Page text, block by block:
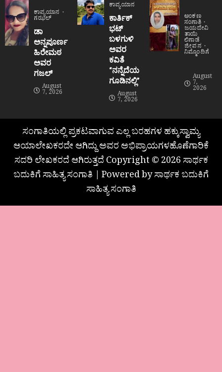
ಕಾವ್ಯಯಾನ
ಗಝಲ್
ಡಾ
ಅನ್ನಪೂರ್ಣ
ಹಿರೇಮಠ
ಅವರ
ಗಜಲ್
August
7, 2026
ಕಾವ್ಯಯಾನ
ಕಾರ್ತಿಕ್
ಭಟ್
ಬಳಗುಳಿ
ಅವರ
ಕವಿತೆ
“ನನ್ನೆದೆಯ
ಗೂಡಿನಲ್ಲಿ”
August
7, 2026
ಅಂಕಣ
ಸಂಗಾತಿ
ಜಯದೇವಿ
ತಾಯಿ
ಲಿಗಾಡೆ
ಜೀವನ
ನಿಮ್ಮೊಂದಿಗೆ
August
7,
2026
ಸಂಗಾತಿಯಲ್ಲಿ ಪ್ರಕಟವಾಗುವ ಎಲ್ಲ ಬರಹಗಳ ಹಕ್ಕುಸ್ವಾಮ್ಯ
ಆಯಾಲೇಖಕರದೇ ಆಗಿದ್ದು ಅವರ ಅಭಿಪ್ರಾಯಗಳಹೊಣೆಗಾರಿಕೆ
ಸದರಿ ಲೇಖಕರದೆ ಆಗಿರುತ್ತದೆ Copyright © 2026 ಸಾರ್ಥಕ
ಬದುಕಿಗೆ ಸಾಹಿತ್ಯ ಸಂಗಾತಿ | Powered by ಸಾರ್ಥಕ ಬದುಕಿಗೆ
ಸಾಹಿತ್ಯ ಸಂಗಾತಿ